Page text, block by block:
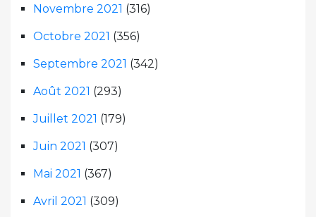
Novembre 2021 (316)
Octobre 2021 (356)
Septembre 2021 (342)
Août 2021 (293)
Juillet 2021 (179)
Juin 2021 (307)
Mai 2021 (367)
Avril 2021 (309)